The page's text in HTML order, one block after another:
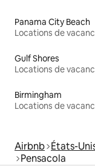
Panama City Beach
Locations de
Gulf Shores
Locations de
Birmingham
Locations de
Airbnb États-
Pensacola